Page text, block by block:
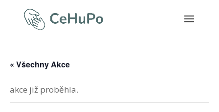
« Všechny Akce
akce již proběhla.